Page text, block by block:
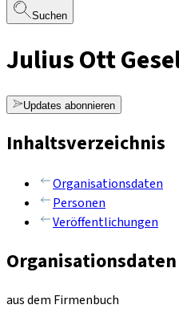
Suchen
Julius Ott
Updates abonnieren
Inhaltsverzeichnis
Organisationsdaten
Personen
Veröffentlichungen
Organisationsdaten
aus dem Firmenbuch